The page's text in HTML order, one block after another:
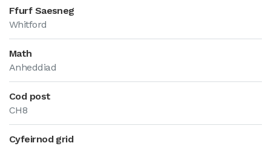
Ffurf Saesneg
Whitford
Math
Anheddiad
Cod post
CH8
Cyfeirnod grid